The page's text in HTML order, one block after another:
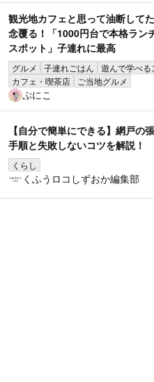
観光地カフェと思って油断して
念覆る！「1000円台で本格ラン
スポット」子連れに最高
グルメ 子連れごはん 遊んで学べる
カフェ・喫茶店
ご当地グルメ
ぷにこ
【自分で簡単にできる】網戸の
手順と失敗しないコツを解説！
くらし
くふうロコしずおか編集部